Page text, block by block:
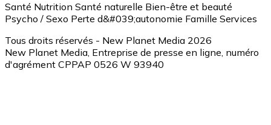
Santé Nutrition Santé naturelle Bien-être et beauté
Psycho / Sexo Perte d&#039;autonomie Famille Services
Tous droits réservés - New Planet Media 2026
New Planet Media, Entreprise de presse en ligne, numéro
d'agrément CPPAP 0526 W 93940